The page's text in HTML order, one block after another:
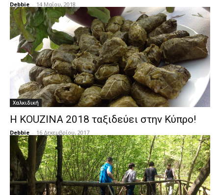
Debbie - 14 Μαΐου, 2018
Χαλκιδική
H KOUZINA 2018 ταξιδεύει στην Κύπρο!
Debbie - 16 Δεκεμβρίου, 2017